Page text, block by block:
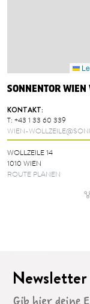
SONNENTOR WIEN
KONTAKT:
T: +43 1 33 60 339
WIEN-
WOLLZEILE 14
1010 WIEN
ROUTE PLANEN